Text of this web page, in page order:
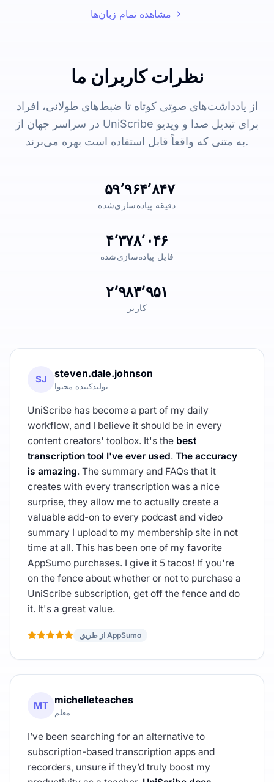
مشاهده تمام زبان‌ها
نظرات کاربران ما
از یادداشت‌های صوتی کوتاه تا ضبط‌های طولانی، افراد
در سراسر جهان از UniScribe برای تبدیل صدا و ویدیو
به متنی که واقعاً قابل استفاده است بهره می‌برند.
۵۹٬۹۶۴٬۸۴۷
دقیقه پیاده‌سازی‌شده
۴٬۳۷۸٬۰۴۶
فایل پیاده‌سازی‌شده
۲٬۹۸۳٬۹۵۱
کاربر
SJ steven.dale.johnson
تولیدکننده محتوا
UniScribe has become a part of my daily
workflow, and I believe it should be in every
content creators' toolbox. It's the best
transcription tool I've ever used. The accuracy
is amazing. The summary and FAQs that it
creates with every transcription was a nice
surprise, they allow me to actually create a
valuable add-on to every podcast and video
summary I upload to my membership site in not
time at all. This has been one of my favorite
AppSumo purchases. I give it 5 tacos! If you're
on the fence about whether or not to purchase a
UniScribe subscription, get off the fence and do
it. It's a great value.
از طریق AppSumo
MT michelleteaches
معلم
I’ve been searching for an alternative to
subscription-based transcription apps and
recorders, unsure if they’d truly boost my